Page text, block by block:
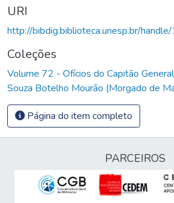
URI
http://bibdig.biblioteca.unesp.br/
Coleções
Volume 72 - Ofícios do Capitão
Souza Botelho Mourão (Morgado de
Página do item completo
PARCEIROS